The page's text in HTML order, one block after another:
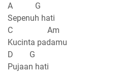
A G
Sepenuh hati
C Am
Kucinta padamu
D G
Pujaan hati